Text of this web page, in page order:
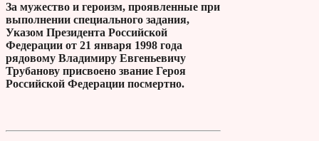
За мужество и героизм, проявленные при
выполнении специального задания,
Указом Президента Российской
Федерации от 21 января 1998 года
рядовому Владимиру Евгеньевичу
Трубанову присвоено звание Героя
Российской Федерации посмертно.